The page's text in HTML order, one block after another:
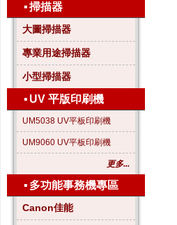
▪掃描器
大圖掃描器
專業用途掃描器
小型掃描器
▪ UV 平版印刷機
UM5038 UV平板印刷機
UM9060 UV平板印刷機
更多...
▪ 多功能事務機專區
Canon佳能